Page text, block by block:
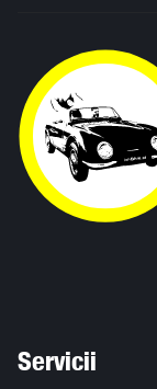
Servicii